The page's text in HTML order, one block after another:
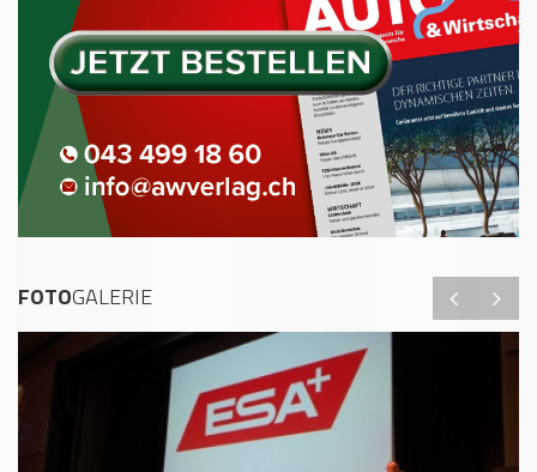
FOTOGALERIE